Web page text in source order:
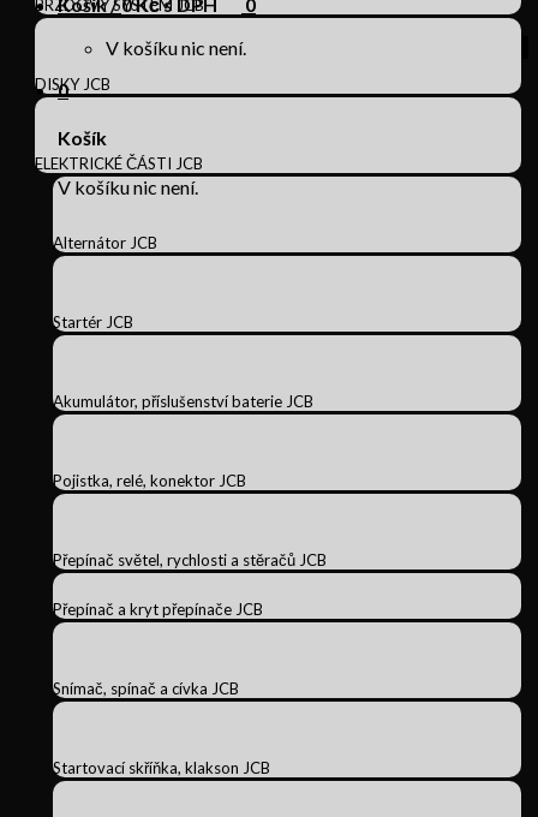
V košíku nic není.
0
Košík
V košíku nic není.
BRZDOVÝ SYSTÉM JCB
DISKY JCB
ELEKTRICKÉ ČÁSTI JCB
Alternátor JCB
Startér JCB
Akumulátor, příslušenství baterie JCB
Pojistka, relé, konektor JCB
Přepínač světel, rychlosti a stěračů JCB
Přepínač a kryt přepínače JCB
Snímač, spínač a cívka JCB
Startovací skříňka, klakson JCB